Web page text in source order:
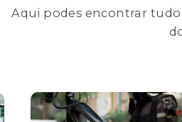
Aqui podes encontrar